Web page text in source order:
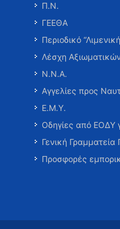
Π.Ν.
ΓΕΕΘΑ
Περιοδικό
Λέσχη
Ν.Ν.Α.
Αγγελίες προς
Ε.Μ.Υ.
Οδηγίες από ΕΟΔΥ
Γενική Γραμματεία
Προσφορές